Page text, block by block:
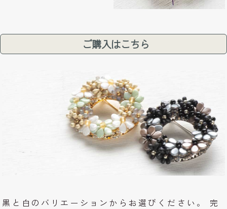
ご購入はこちら
黒と白のバリエーションからお選びください。 完